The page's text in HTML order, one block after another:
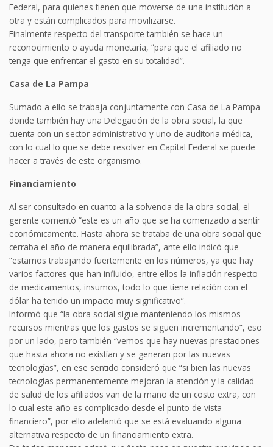
Federal, para quienes tienen que moverse de una institución a
otra y están complicados para movilizarse.
Finalmente respecto del transporte también se hace un
reconocimiento o ayuda monetaria, “para que el afiliado no
tenga que enfrentar el gasto en su totalidad”.
Casa de La Pampa
Sumado a ello se trabaja conjuntamente con Casa de La Pampa
donde también hay una Delegación de la obra social, la que
cuenta con un sector administrativo y uno de auditoria médica,
con lo cual lo que se debe resolver en Capital Federal se puede
hacer a través de este organismo.
Financiamiento
Al ser consultado en cuanto a la solvencia de la obra social, el
gerente comentó “este es un año que se ha comenzado a sentir
económicamente. Hasta ahora se trataba de una obra social que
cerraba el año de manera equilibrada”, ante ello indicó que
“estamos trabajando fuertemente en los números, ya que hay
varios factores que han influido, entre ellos la inflación respecto
de medicamentos, insumos, todo lo que tiene relación con el
dólar ha tenido un impacto muy significativo”.
Informó que “la obra social sigue manteniendo los mismos
recursos mientras que los gastos se siguen incrementando”, eso
por un lado, pero también “vemos que hay nuevas prestaciones
que hasta ahora no existían y se generan por las nuevas
tecnologías”, en ese sentido consideró que “si bien las nuevas
tecnologías permanentemente mejoran la atención y la calidad
de salud de los afiliados van de la mano de un costo extra, con
lo cual este año es complicado desde el punto de vista
financiero”, por ello adelantó que se está evaluando alguna
alternativa respecto de un financiamiento extra.